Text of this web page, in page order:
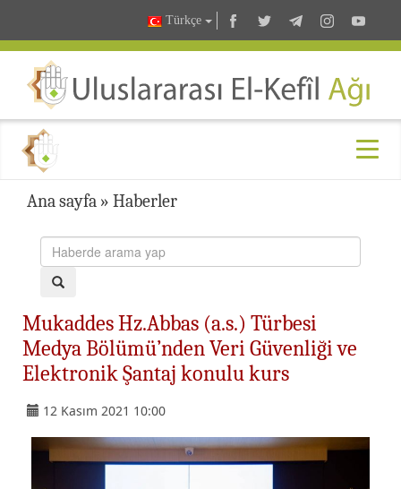
Türkçe
Ana sayfa » Haberler
Mukaddes Hz.Abbas (a.s.) Türbesi
Medya Bölümü’nden Veri Güvenliği ve
Elektronik Şantaj konulu kurs
12 Kasım 2021 10:00